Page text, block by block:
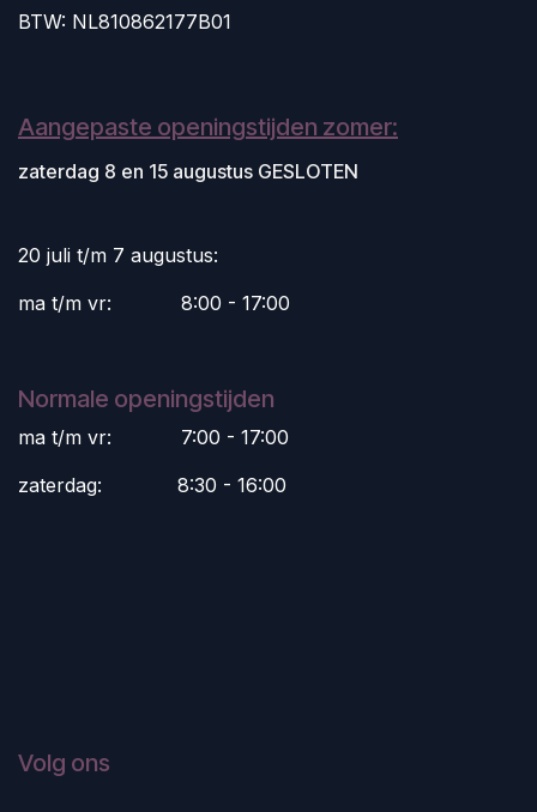
BTW: NL810862177B01
Aangepaste openingstijden zomer:
zaterdag 8 en 15 augustus GESLOTEN
20 juli t/m 7 augustus:
ma t/m vr:
​8:00 - 17:00
Normale openingstijden
ma t/m vr:
​7:00 - 17:00
zaterdag:
​8:30 - 16:00
Volg ons